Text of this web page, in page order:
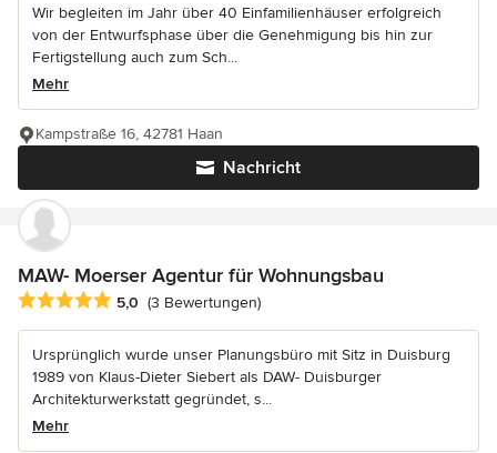
Wir begleiten im Jahr über 40 Einfamilienhäuser erfolgreich
von der Entwurfsphase über die Genehmigung bis hin zur
Fertigstellung auch zum Sch...
Mehr
Nachricht
Kampstraße 16, 42781 Haan
MAW- Moerser Agentur für Wohnungsbau
Durchschnittliche Bewertung: 5 von 5 Sternen
5,0 (3 Bewertungen)
Ursprünglich wurde unser Planungsbüro mit Sitz in Duisburg
1989 von Klaus-Dieter Siebert als DAW- Duisburger
Architekturwerkstatt gegründet, s...
Mehr